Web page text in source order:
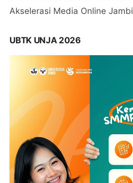
Akselerasi Media Online Jambi
UBTK UNJA 2026